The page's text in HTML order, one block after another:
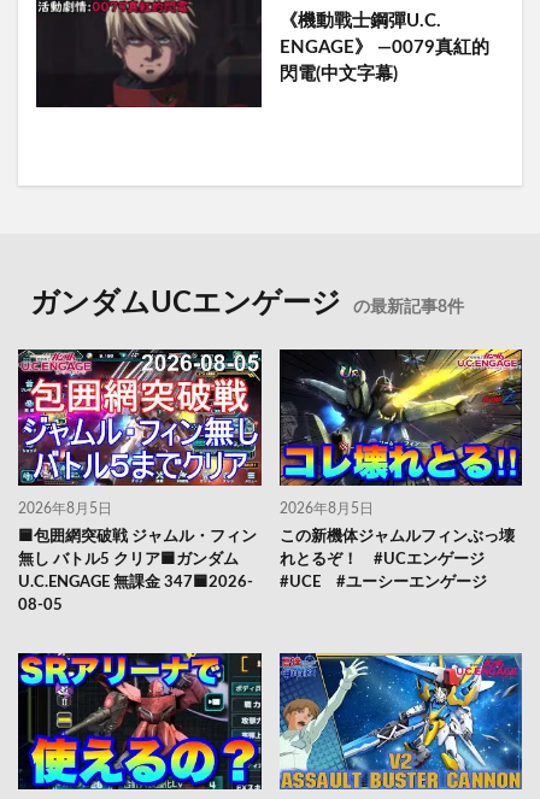
《機動戰士鋼彈U.C.
ENGAGE》 —0079真紅的
閃電(中文字幕)
ガンダムUCエンゲージ の最新記事8件
2026年8月5日
🟦包囲網突破戦 ジャムル・フィン
無し バトル5 クリア🟦ガンダム
U.C.ENGAGE 無課金 347🟦2026-
08-05
2026年8月5日
この新機体ジャムルフィンぶっ壊
れとるぞ！ #UCエンゲージ
#UCE #ユーシーエンゲージ